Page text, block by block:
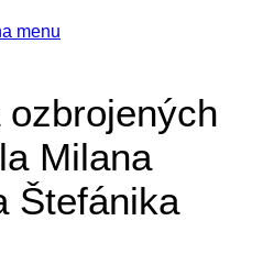
menu
Milana
Štefánika